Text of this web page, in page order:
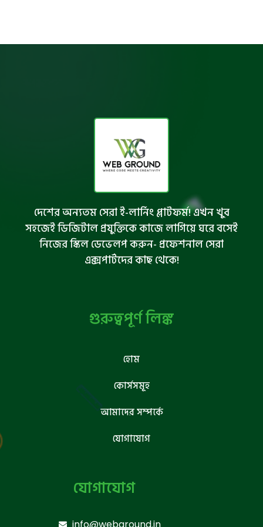
দেশের অন্যতম সেরা ই-লার্নিং প্লাটফর্ম! এখন খুব
সহজেই ডিজিটাল প্রযুক্তিকে কাজে লাগিয়ে ঘরে বসেই
নিজের স্কিল ডেভেলপ করুন- প্রফেশনাল সেরা
এক্সপার্টদের কাছ থেকে!
গুরুত্বপূর্ণ লিঙ্ক
হোম
কোর্সসমূহ
আমাদের সম্পর্কে
যোগাযোগ
যোগাযোগ